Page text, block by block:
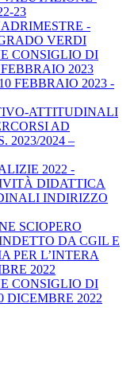
23
-
VERDI
CONSIGLIO DI
2023
FEBBRAIO 2023 -
ATTITUDINALI
AD
2023/2024 –
2022 -
DIDATTICA
INDIRIZZO
SCIOPERO
DA CGIL E
PER L’INTERA
2022
CONSIGLIO DI
DICEMBRE 2022